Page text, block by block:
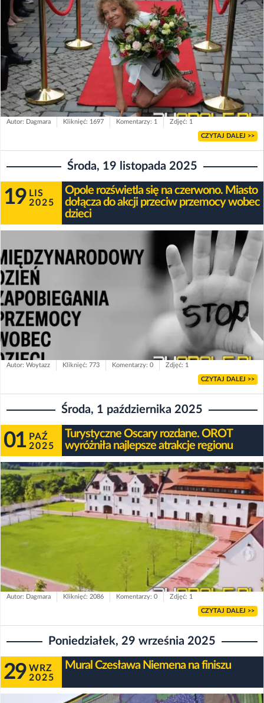
Autor: Dagmara Kliknięć: 1697 Komentarzy: 1 Zdjęć: 1
CZYTAJ DALEJ >>
Środa, 19 listopada 2025
19 LIS
2025
Opole rozświetla się na czerwono. Miasto
dołącza do akcji przeciw przemocy wobec
dzieci
Autor: Woytazz Kliknięć: 773 Komentarzy: 0 Zdjęć: 1
CZYTAJ DALEJ >>
Środa, 1 października 2025
01 PAŹ
2025
Turystyczne Oscary rozdane. OROT
wyróżniła najlepsze atrakcje regionu
Autor: Dagmara Kliknięć: 2086 Komentarzy: 0 Zdjęć: 1
CZYTAJ DALEJ >>
Poniedziałek, 29 września 2025
29 WRZ
2025
Mural Czesława Niemena na finiszu